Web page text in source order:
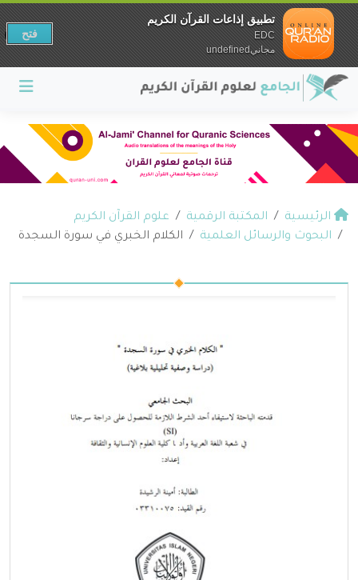
الرئيسية المكتبة الرقمية
علوم القرآن الكريم
البحوث والرسائل العلمية
الكلام الخبري في سورة السجدة
تطبيق إذاعات القرآن الكريم
EDC
مجانيundefined
فتح